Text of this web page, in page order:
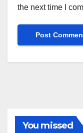
the next time I
You missed